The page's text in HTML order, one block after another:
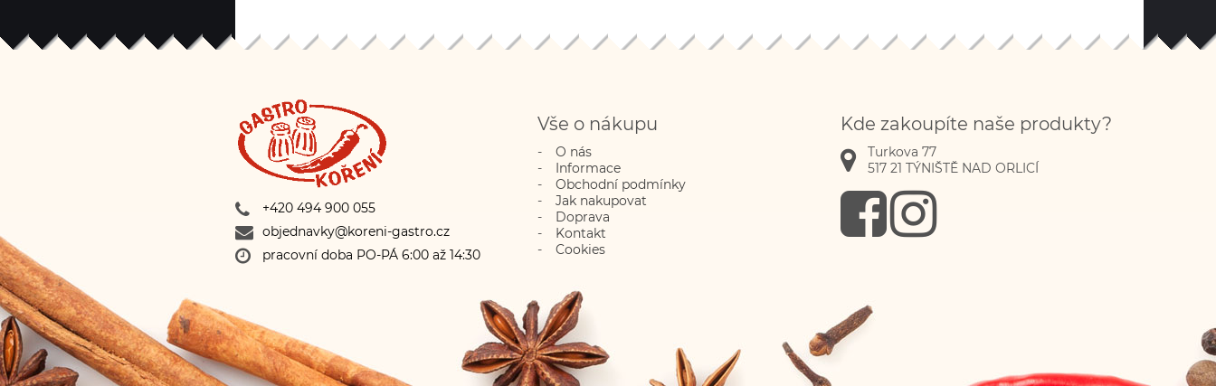
+420 494 900 055
objednavky@koreni-gastro.cz
pracovní doba PO-PÁ 6:00 až 14:30
Vše o nákupu
O nás
Informace
Obchodní podmínky
Jak nakupovat
Doprava
Kontakt
Cookies
Kde zakoupíte naše produkty?
Turkova 77
517 21 TÝNIŠTĚ NAD ORLICÍ